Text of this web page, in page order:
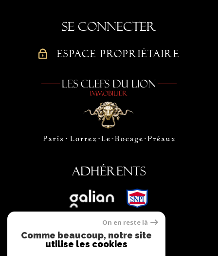
Se connecter
ESPACE PROPRIÉTAIRE
Adhérents
On en reste là
Comme beaucoup, notre site
utilise les cookies